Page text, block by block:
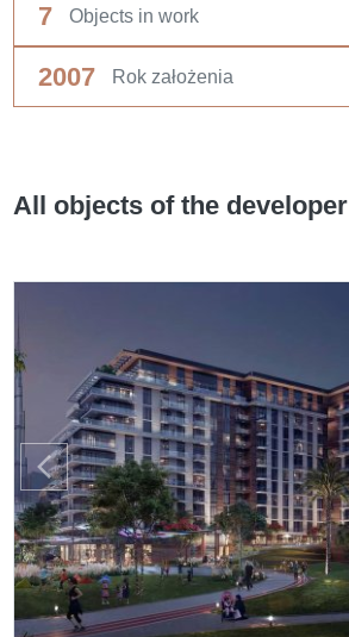
7 Objects in work
2007 Rok założenia
All objects of the developer